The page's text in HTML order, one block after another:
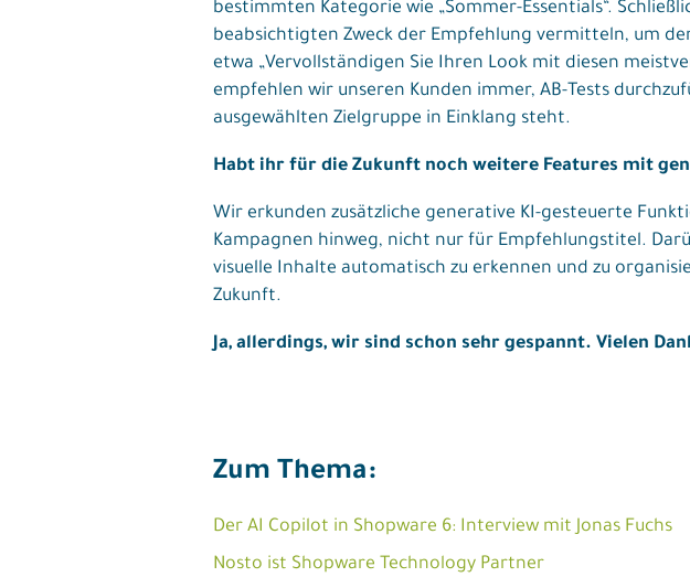
bestimmten Kategorie wie „Sommer-Essentials“.
beabsichtigten Zweck der Empfehlung vermitteln, um
etwa „Vervollständigen Sie Ihren Look mit diesen
empfehlen wir unseren Kunden immer, AB-Tests
ausgewählten Zielgruppe in Einklang steht.
Habt ihr für die Zukunft noch weitere Features mit
Wir erkunden zusätzliche generative KI-gesteuerte
Kampagnen hinweg, nicht nur für Empfehlungstitel.
visuelle Inhalte automatisch zu erkennen und zu
Zukunft.
Ja, allerdings, wir sind schon sehr gespannt. Vielen
Zum Thema:
Der AI Copilot in Shopware 6: Interview mit Jonas Fuchs
Nosto ist Shopware Technology Partner